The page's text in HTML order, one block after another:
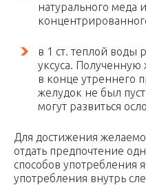
натурального меда
в 1 ст. теплой воды
уксуса. Полученную
в конце утреннего
желудок не был
могут развиться
Для достижения
отдать предпочтение
способов употребления
употребления внутрь